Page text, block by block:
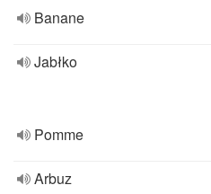
Banane
Jabłko
Pomme
Arbuz